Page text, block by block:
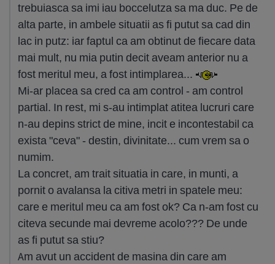
trebuiasca sa imi iau boccelutza sa ma duc. Pe de
alta parte, in ambele situatii as fi putut sa cad din
lac in putz: iar faptul ca am obtinut de fiecare data
mai mult, nu mia putin decit aveam anterior nu a
fost meritul meu, a fost intimplarea...
Mi-ar placea sa cred ca am control - am control
partial. In rest, mi s-au intimplat atitea lucruri care
n-au depins strict de mine, incit e incontestabil ca
exista "ceva" - destin, divinitate... cum vrem sa o
numim.
La concret, am trait situatia in care, in munti, a
pornit o avalansa la citiva metri in spatele meu:
care e meritul meu ca am fost ok? Ca n-am fost cu
citeva secunde mai devreme acolo??? De unde
as fi putut sa stiu?
Am avut un accident de masina din care am